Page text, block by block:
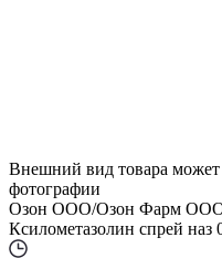
Внешний вид товара может
фотографии
Озон ООО/Озон Фарм
Ксилометазолин спрей наз